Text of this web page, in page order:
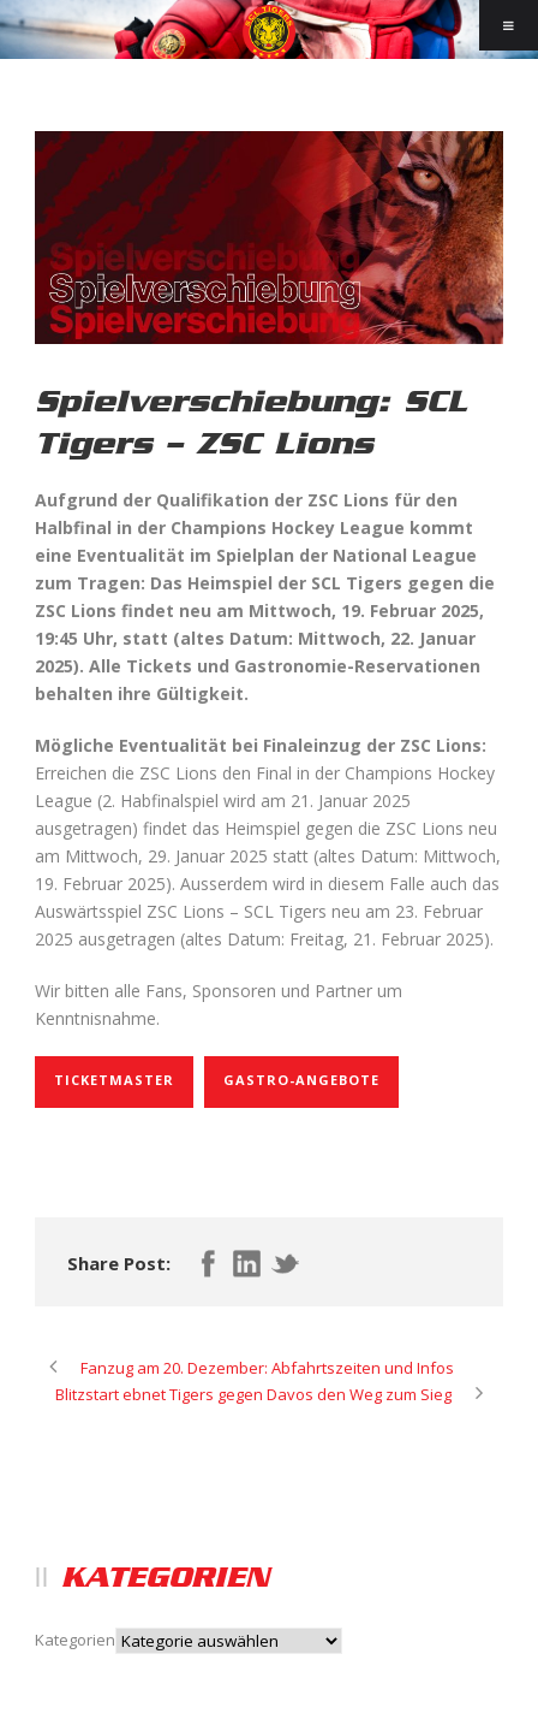
Spielverschiebung: SCL
Tigers – ZSC Lions
Aufgrund der Qualifikation der ZSC Lions für den
Halbfinal in der Champions Hockey League kommt
eine Eventualität im Spielplan der National League
zum Tragen: Das Heimspiel der SCL Tigers gegen die
ZSC Lions findet neu am Mittwoch, 19. Februar 2025,
19:45 Uhr, statt (altes Datum: Mittwoch, 22. Januar
2025). Alle Tickets und Gastronomie-Reservationen
behalten ihre Gültigkeit.
Mögliche Eventualität bei Finaleinzug der ZSC Lions:
Erreichen die ZSC Lions den Final in der Champions Hockey
League (2. Habfinalspiel wird am 21. Januar 2025
ausgetragen) findet das Heimspiel gegen die ZSC Lions neu
am Mittwoch, 29. Januar 2025 statt (altes Datum: Mittwoch,
19. Februar 2025). Ausserdem wird in diesem Falle auch das
Auswärtsspiel ZSC Lions – SCL Tigers neu am 23. Februar
2025 ausgetragen (altes Datum: Freitag, 21. Februar 2025).
Wir bitten alle Fans, Sponsoren und Partner um
Kenntnisnahme.
TICKETMASTER GASTRO-ANGEBOTE
Share Post:
Fanzug am 20. Dezember: Abfahrtszeiten und Infos
Blitzstart ebnet Tigers gegen Davos den Weg zum Sieg
KATEGORIEN
Kategorien